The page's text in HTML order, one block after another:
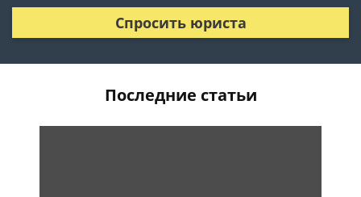
Спросить юриста
Последние статьи